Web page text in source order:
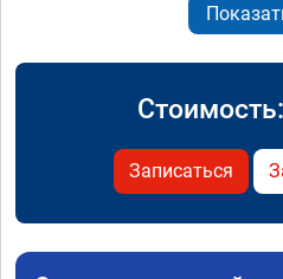
Стоимость:
Записаться